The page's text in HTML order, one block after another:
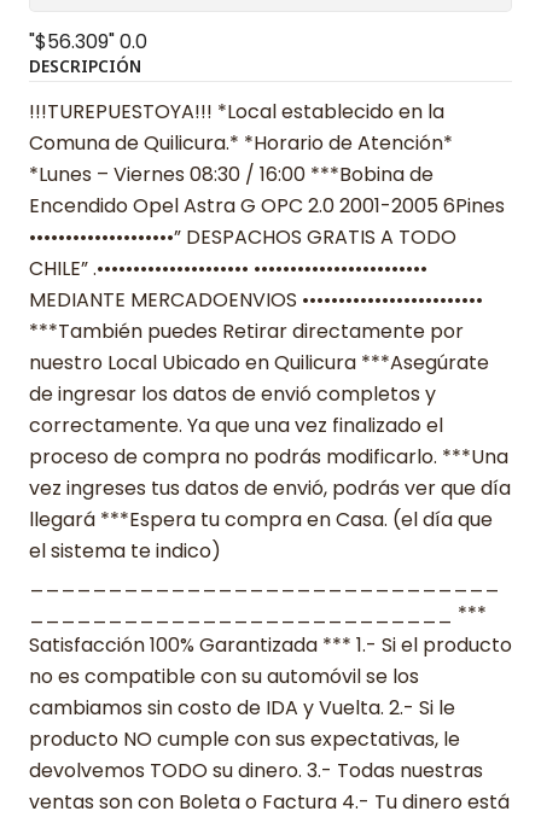
"$56.309"0.0
DESCRIPCIÓN
!!!TUREPUESTOYA!!! *Local establecido en la
Comuna de Quilicura.* *Horario de Atención*
*Lunes – Viernes 08:30 / 16:00 ***Bobina de
Encendido Opel Astra G OPC 2.0 2001-2005 6Pines
••••••••••••••••••••” DESPACHOS GRATIS A TODO
CHILE” .••••••••••••••••••••• ••••••••••••••••••••••••
MEDIANTE MERCADOENVIOS •••••••••••••••••••••••••
***También puedes Retirar directamente por
nuestro Local Ubicado en Quilicura ***Asegúrate
de ingresar los datos de envió completos y
correctamente. Ya que una vez finalizado el
proceso de compra no podrás modificarlo. ***Una
vez ingreses tus datos de envió, podrás ver que día
llegará ***Espera tu compra en Casa. (el día que
el sistema te indico)
___________________________ ***
Satisfacción 100% Garantizada *** 1.- Si el producto
no es compatible con su automóvil se los
cambiamos sin costo de IDA y Vuelta. 2.- Si le
producto NO cumple con sus expectativas, le
devolvemos TODO su dinero. 3.- Todas nuestras
ventas son con Boleta o Factura 4.- Tu dinero está